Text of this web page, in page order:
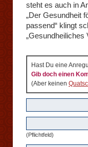
steht es auch in
„Der Gesundheit
passend“ klingt
„Gesundheiliches
Hast Du eine
Gib doch einen
(Aber keinen
(Pflichtfeld)